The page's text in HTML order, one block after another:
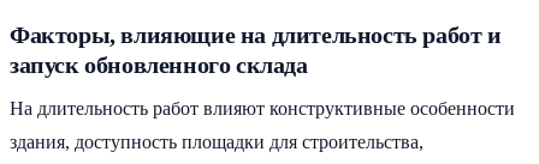
Факторы, влияющие на длительность работ и
запуск обновленного склада
На длительность работ влияют конструктивные особенности
здания, доступность площадки для строительства,